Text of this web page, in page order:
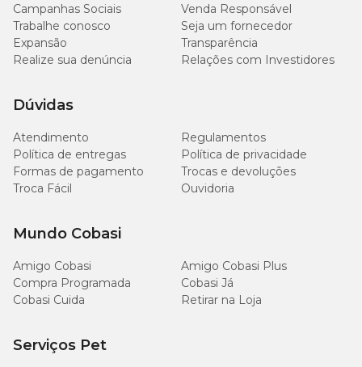
Campanhas Sociais
Venda Responsável
Trabalhe conosco
Seja um fornecedor
Expansão
Transparência
Realize sua denúncia
Relações com Investidores
Dúvidas
Atendimento
Regulamentos
Política de entregas
Política de privacidade
Formas de pagamento
Trocas e devoluções
Troca Fácil
Ouvidoria
Mundo Cobasi
Amigo Cobasi
Amigo Cobasi Plus
Compra Programada
Cobasi Já
Cobasi Cuida
Retirar na Loja
Serviços Pet